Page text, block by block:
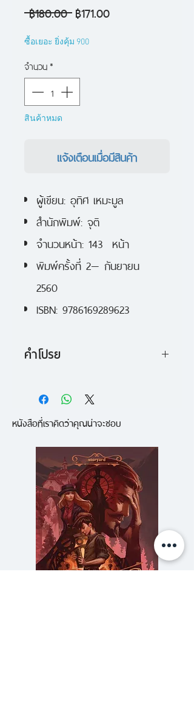
฿180.00 ราคา
฿171.00ราคา
ซื้อเยอะ ยิ่งคุ้ม 900
จำนวน*
สินค้าหมด
แจ้งเตือนเมื่อมีสินค้า
ผู้เขียน: อุทิศ เหมะมูล
สำนักพิมพ์: จุติ
จำนวนหน้า: 143 หน้า
พิมพ์ครั้งที่ 2— กันยายน
2560
ISBN: 9786169289623
คำโปรย
รวมเรื่องสั้นเรื่องล่าสุดของ "อุทิศ
เหมะมูล" มีทั้งหมด 7 เรื่อง เกี่ยวกับ
สถานที่ ประสบการณ์ และความทรง
จำ ที่มีต่อเมืองต่าง ๆ ทั้งกรุงเทพฯ
ปารีส เกียวโต โซล พาราณสี ฯลฯ
บอกเล่าเรื่องราวการเดินทาง ความ
รัก และความลับของชีวิต ที่มีบาง
ขณะ เรามักพอใจที่จะชะงักงัน ติด
หนังสือที่เราคิดว่าคุณน่าจะชอบ